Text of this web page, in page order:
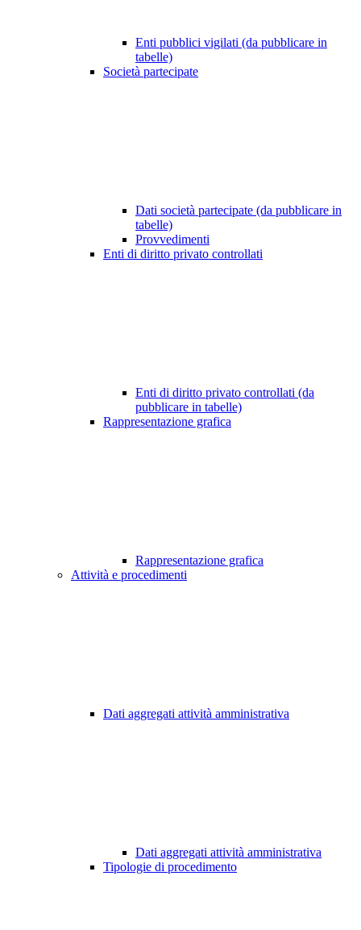
Enti pubblici vigilati (da pubblicare in
tabelle)
Società partecipate
Dati società partecipate (da pubblicare in
tabelle)
Provvedimenti
Enti di diritto privato controllati
Enti di diritto privato controllati (da
pubblicare in tabelle)
Rappresentazione grafica
Rappresentazione grafica
Attività e procedimenti
Dati aggregati attività amministrativa
Dati aggregati attività amministrativa
Tipologie di procedimento